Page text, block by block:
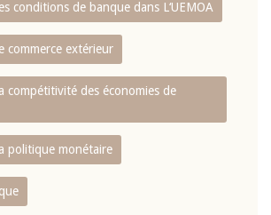
conditions de banque dans L‘UEMOA
commerce extérieur
compétitivité des économies de
politique monétaire